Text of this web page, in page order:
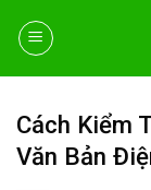
content
Cách Kiểm
Văn Bản